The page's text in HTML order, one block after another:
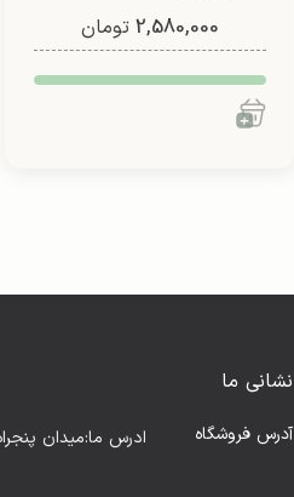
(طرح2)
2,580,000 تومان
نشانی ما
آدرس فروشگاه
ادرس ما:میدان